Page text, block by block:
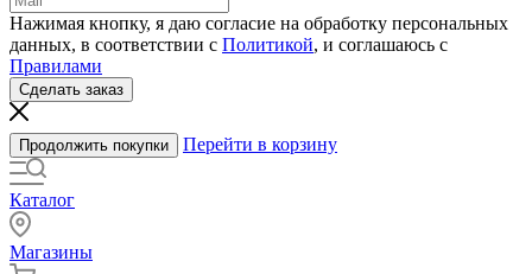
Нажимая кнопку, я даю согласие на обработку персональных
данных, в соответствии с Политикой, и соглашаюсь с
Правилами
Сделать заказ
Продолжить покупки Перейти в корзину
Каталог
Магазины